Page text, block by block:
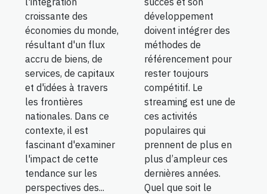
croissante des
économies du monde,
résultant d'un flux
accru de biens, de
services, de capitaux
et d'idées à travers
les frontières
nationales. Dans ce
contexte, il est
fascinant d'examiner
l'impact de cette
tendance sur les
perspectives des...
développement
doivent intégrer des
méthodes de
référencement pour
rester toujours
compétitif. Le
streaming est une de
ces activités
populaires qui
prennent de plus en
plus d’ampleur ces
dernières années.
Quel que soit le